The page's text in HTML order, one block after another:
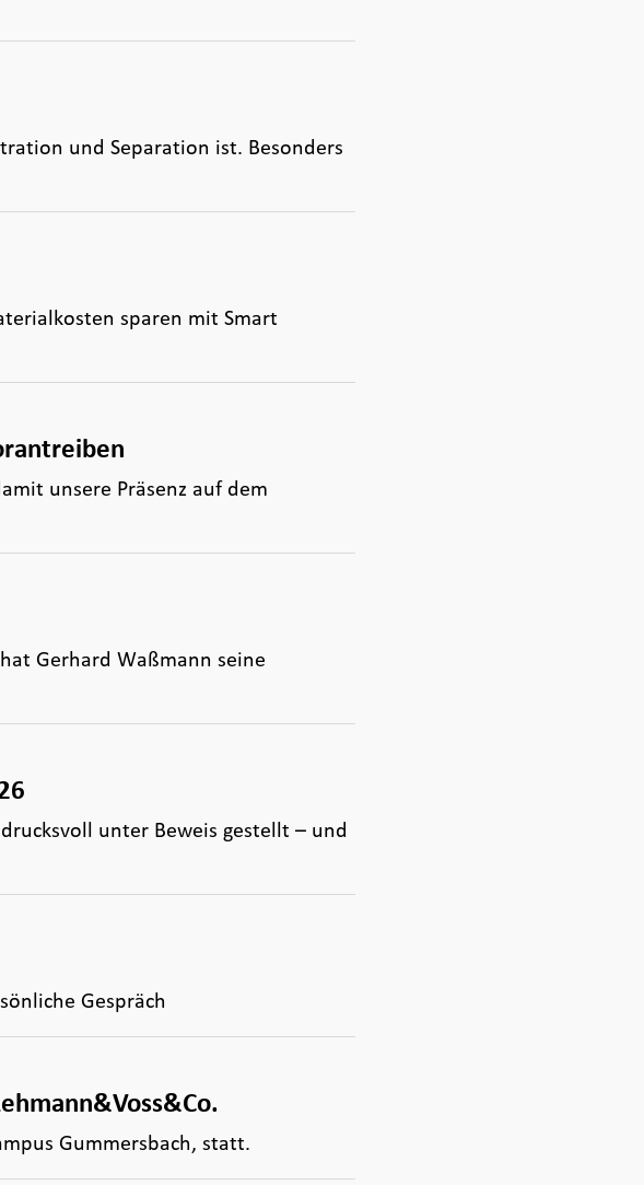
und Separation ist. Besonders
sparen mit Smart
unsere Präsenz auf dem
Gerhard Waßmann seine
unter Beweis gestellt – und
Gespräch
Gummersbach, statt.